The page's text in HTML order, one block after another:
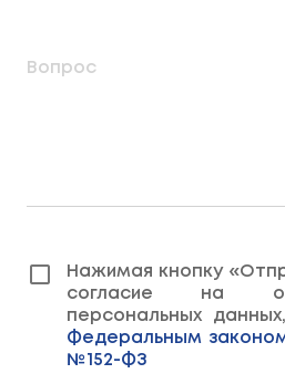
Вопрос
Нажимая кнопку
согласие на
персональных
Федеральным
№152-ФЗ